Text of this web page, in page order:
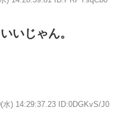
いじゃん。
水) 14:29:37.23 ID:0DGKvS/J0